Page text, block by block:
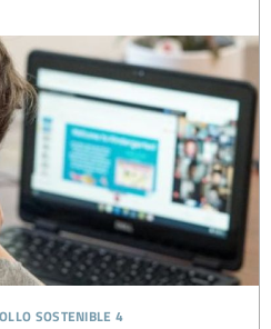
sostenible 4